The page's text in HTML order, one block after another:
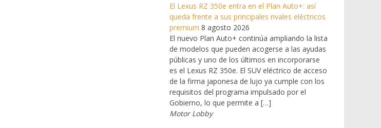
El Lexus RZ 350e entra en el Plan Auto+: así
queda frente a sus principales rivales eléctricos
premium 8 agosto 2026
El nuevo Plan Auto+ continúa ampliando la lista
de modelos que pueden acogerse a las ayudas
públicas y uno de los últimos en incorporarse
es el Lexus RZ 350e. El SUV eléctrico de acceso
de la firma japonesa de lujo ya cumple con los
requisitos del programa impulsado por el
Gobierno, lo que permite a […]
Motor Lobby